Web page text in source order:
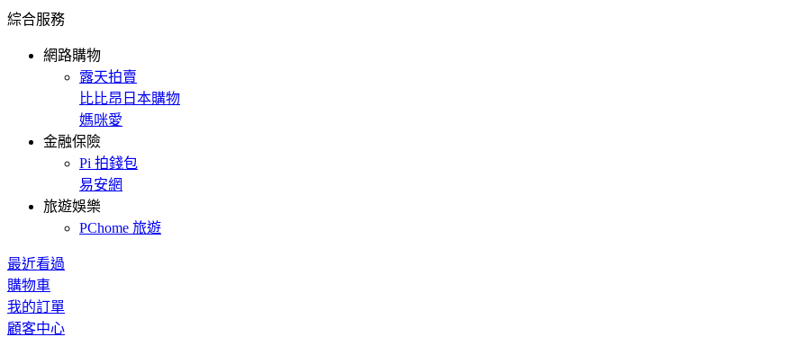
綜合服務
網路購物
露天拍賣
比比昂日本購物
媽咪愛
金融保險
Pi 拍錢包
易安網
旅遊娛樂
PChome 旅遊
最近看過
購物車
我的訂單
顧客中心